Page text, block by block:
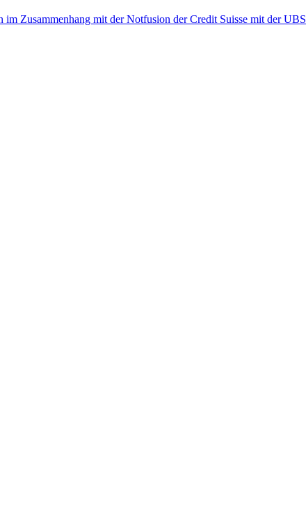
Zusammenhang mit der Notfusion der Credit Suisse mit der UBS